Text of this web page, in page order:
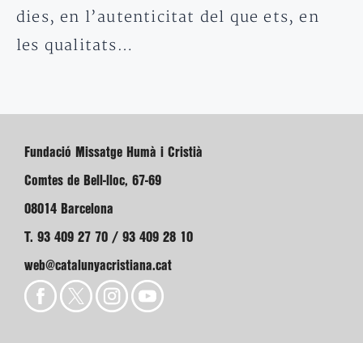
dies, en l’autenticitat del que ets, en
les qualitats…
Fundació Missatge Humà i Cristià
Comtes de Bell-lloc, 67-69
08014 Barcelona
T. 93 409 27 70 / 93 409 28 10
web@catalunyacristiana.cat